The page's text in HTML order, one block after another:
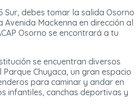
Sur, debes tomar la salida Osorno
Mackenna en dirección al
Osorno se encontrará a tu
se encuentran diversos
Chuyaca, un gran espacio
para caminar y andar en
infantiles, canchas deportivas y